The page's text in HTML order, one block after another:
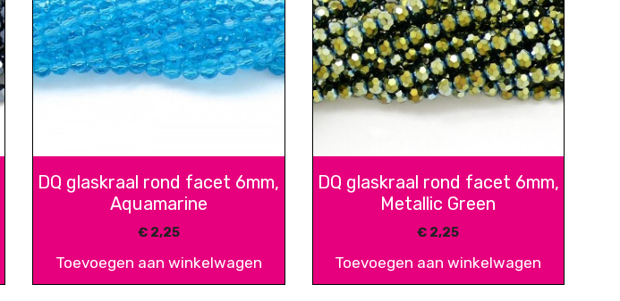
DQ glaskraal rond facet 6mm,
Aquamarine
€2,25
Toevoegen aan winkelwagen
DQ glaskraal rond facet 6mm,
Metallic Green
€ 2,25
Toevoegen aan winkelwagen